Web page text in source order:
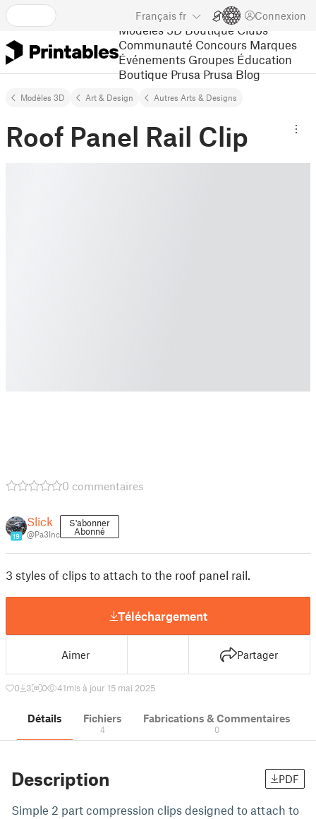
Français fr Connexion
Modèles 3D Boutique Clubs
Communauté Concours Marques
Événements Groupes Éducation
Boutique Prusa Prusa Blog
Modèles 3D Art & Design Autres Arts & Designs
Roof Panel Rail Clip
0 commentaires
19
Slick
@Pa3Inc
S'abonner
Abonné
3 styles of clips to attach to the roof panel rail.
Téléchargement
Aimer Partager
0 3 0 41mis à jour 15 mai 2025
Détails Fichiers
4
Fabrications & Commentaires
0
Description PDF
Simple 2 part compression clips designed to attach to